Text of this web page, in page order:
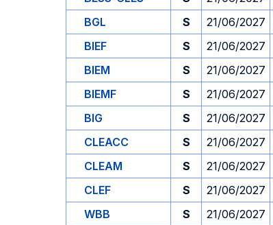
BGL
S 21/06/2027
BIEF
S 21/06/2027
BIEM
S 21/06/2027
BIEMF
S 21/06/2027
BIG
S 21/06/2027
CLEACC
S 21/06/2027
CLEAM
S 21/06/2027
CLEF
S 21/06/2027
WBB
S 21/06/2027